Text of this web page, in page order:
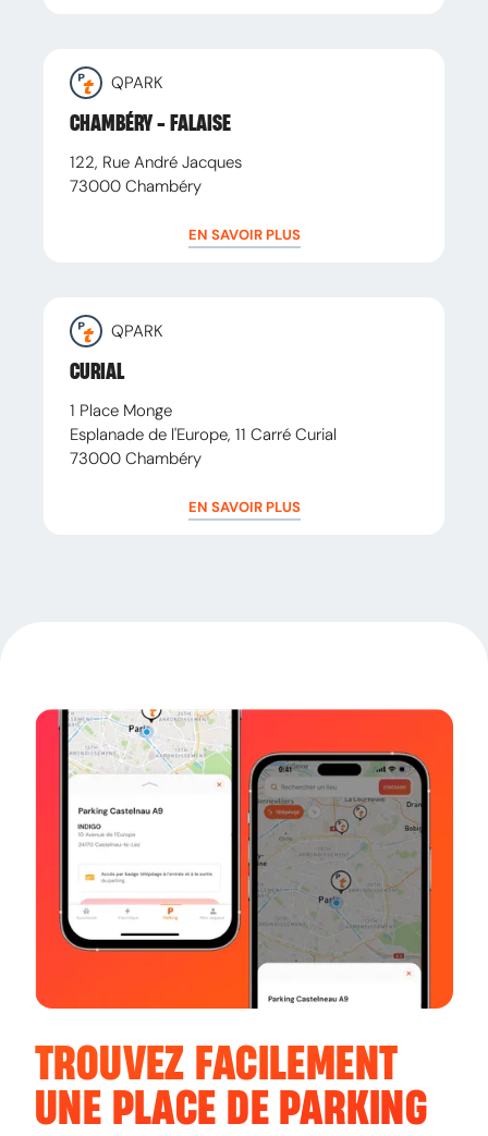
QPARK
CHAMBÉRY - FALAISE
122, Rue André Jacques
73000 Chambéry
EN SAVOIR PLUS
QPARK
CURIAL
1 Place Monge
Esplanade de l'Europe, 11 Carré Curial
73000 Chambéry
EN SAVOIR PLUS
TROUVEZ FACILEMENT
UNE PLACE DE PARKING